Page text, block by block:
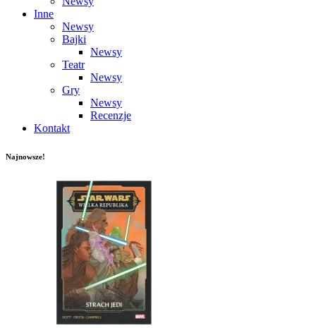
Inne
Newsy
Bajki
Newsy
Teatr
Newsy
Gry
Newsy
Recenzje
Kontakt
Najnowsze!